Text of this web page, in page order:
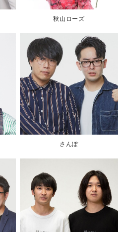
秋山ローズ
さんぽ